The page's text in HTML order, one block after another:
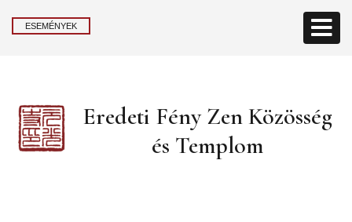
ESEMÉNYEK
Eredeti Fény Zen Közösség
és Templom